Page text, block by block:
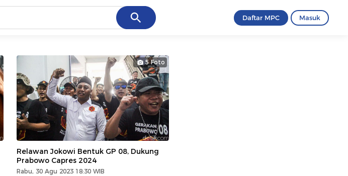
Cancel Daftar MPC Masuk
5 Foto
Relawan Jokowi Bentuk GP 08, Dukung
Prabowo Capres 2024
Rabu, 30 Agu 2023 18:30 WIB